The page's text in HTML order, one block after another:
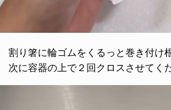
割り箸に輪ゴムをくるっと巻き付け
次に容器の上で２回クロスさせてく